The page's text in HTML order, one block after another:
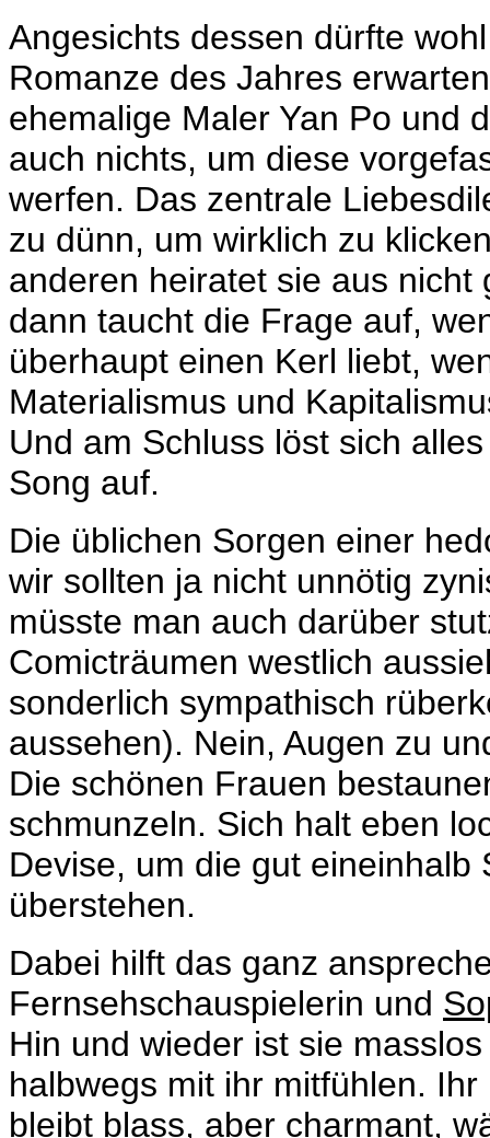
Angesichts dessen dürfte
Romanze des Jahres
ehemalige Maler Yan Po und
auch nichts, um diese
werfen. Das zentrale
zu dünn, um wirklich zu
anderen heiratet sie aus
dann taucht die Frage auf,
überhaupt einen Kerl liebt,
Materialismus und
Und am Schluss löst sich
Song auf.
Die üblichen Sorgen einer
wir sollten ja nicht unnötig
müsste man auch darüber
Comicträumen westlich
sonderlich sympathisch
aussehen). Nein, Augen zu
Die schönen Frauen
schmunzeln. Sich halt eben
Devise, um die gut
überstehen.
Dabei hilft das ganz
Fernsehschauspielerin und
Hin und wieder ist sie
halbwegs mit ihr mitfühlen.
bleibt blass, aber charmant,